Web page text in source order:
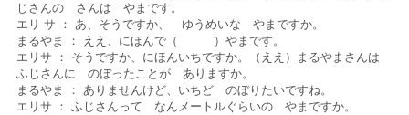
じさんの さんは やまです。
エリ サ ： あ、そうですか、 ゆうめいな やまですか。
まるやま ： ええ、にほんで（ ）やまです。
エリサ ： そうですか、にほんいちですか。（ええ）まるやまさんは
ふじさんに のぼったことが ありますか。
まるやま ： ありませんけど、いちど のぼりたいですね。
エリサ ： ふじさんって なんメートルぐらいの やまですか。